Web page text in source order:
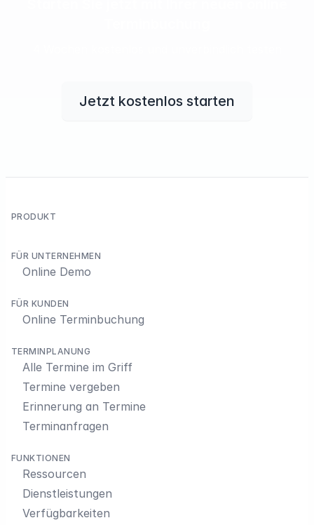
Jetzt kostenlos starten
PRODUKT
FÜR UNTERNEHMEN
Online Demo
FÜR KUNDEN
Online Terminbuchung
TERMINPLANUNG
Alle Termine im Griff
Termine vergeben
Erinnerung an Termine
Terminanfragen
FUNKTIONEN
Ressourcen
Dienstleistungen
Verfügbarkeiten